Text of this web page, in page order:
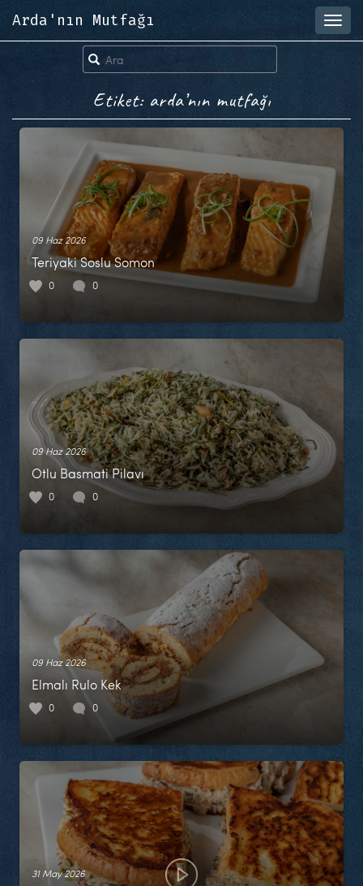
Arda'nın Mutfağı
Etiket: arda’nın mutfağı
09 Haz 2026
Teriyaki Soslu Somon
0 0
09 Haz 2026
Otlu Basmati Pilavı
0 0
09 Haz 2026
Elmalı Rulo Kek
0 0
31 May 2026